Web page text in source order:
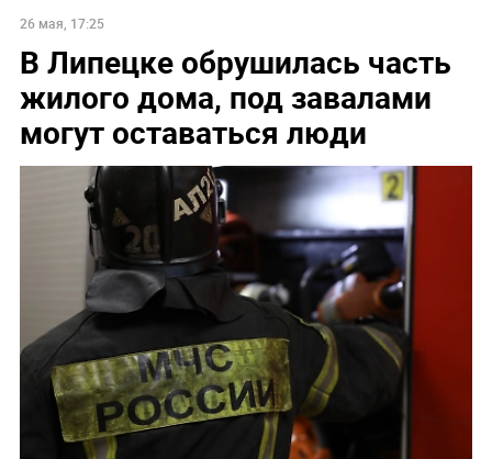
26 мая, 17:25
В Липецке обрушилась часть
жилого дома, под завалами
могут оставаться люди